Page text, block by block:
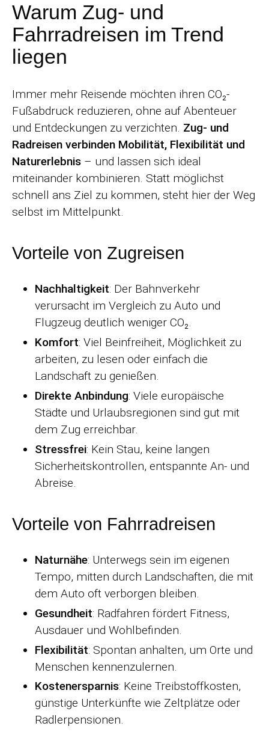
Warum Zug- und
Fahrradreisen im Trend
liegen
Immer mehr Reisende möchten ihren CO₂-
Fußabdruck reduzieren, ohne auf Abenteuer
und Entdeckungen zu verzichten. Zug- und
Radreisen verbinden Mobilität, Flexibilität und
Naturerlebnis – und lassen sich ideal
miteinander kombinieren. Statt möglichst
schnell ans Ziel zu kommen, steht hier der Weg
selbst im Mittelpunkt.
Vorteile von Zugreisen
Nachhaltigkeit: Der Bahnverkehr
verursacht im Vergleich zu Auto und
Flugzeug deutlich weniger CO₂.
Komfort: Viel Beinfreiheit, Möglichkeit zu
arbeiten, zu lesen oder einfach die
Landschaft zu genießen.
Direkte Anbindung: Viele europäische
Städte und Urlaubsregionen sind gut mit
dem Zug erreichbar.
Stressfrei: Kein Stau, keine langen
Sicherheitskontrollen, entspannte An- und
Abreise.
Vorteile von Fahrradreisen
Naturnähe: Unterwegs sein im eigenen
Tempo, mitten durch Landschaften, die mit
dem Auto oft verborgen bleiben.
Gesundheit: Radfahren fördert Fitness,
Ausdauer und Wohlbefinden.
Flexibilität: Spontan anhalten, um Orte und
Menschen kennenzulernen.
Kostenersparnis: Keine Treibstoffkosten,
günstige Unterkünfte wie Zeltplätze oder
Radlerpensionen.